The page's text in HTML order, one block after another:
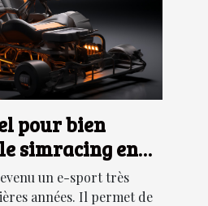
pour bien
simracing en
un e-sport très
années. Il permet de